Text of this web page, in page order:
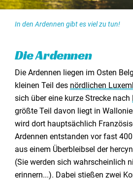
In den Ardennen gibt es viel zu tun!
Die Ardennen
Die Ardennen liegen im Osten
kleinen Teil des nördlichen
sich über eine kurze Strecke nach
größte Teil davon liegt in
wird dort hauptsächlich
Ardennen entstanden vor fast
aus einem Überbleibsel der
(Sie werden sich wahrscheinlich
erinnern...). Dabei stießen zwei